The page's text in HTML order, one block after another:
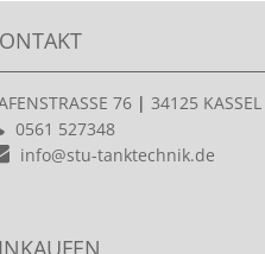
76 | 34125 KASSEL
0561 527348
info@stu-tanktechnik.de